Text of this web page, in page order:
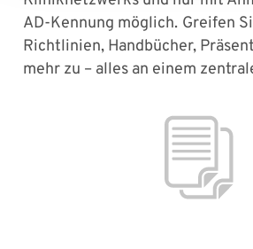
AD-Kennung möglich. Greifen
Richtlinien, Handbücher,
mehr zu – alles an einem